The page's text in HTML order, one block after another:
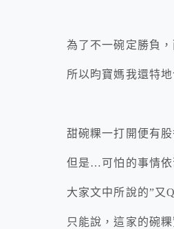
為了不一碗定勝負
所以昀寶媽我還特
甜碗粿一打開便有
但是…可怕的事情依
大家文中所說的”又
只能說，這家的碗